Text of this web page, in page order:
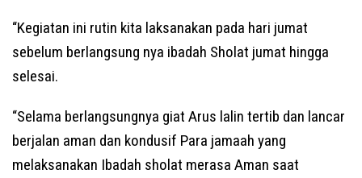
“Kegiatan ini rutin kita laksanakan pada hari jumat
sebelum berlangsung nya ibadah Sholat jumat hingga
selesai.
“Selama berlangsungnya giat Arus lalin tertib dan lancar
berjalan aman dan kondusif Para jamaah yang
melaksanakan Ibadah sholat merasa Aman saat